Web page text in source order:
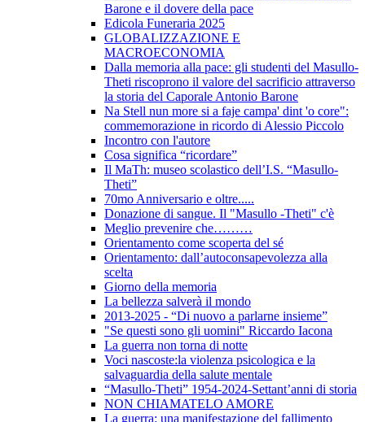
Barone e il dovere della pace
Edicola Funeraria 2025
GLOBALIZZAZIONE E
MACROECONOMIA
Dalla memoria alla pace: gli studenti del Masullo-
Theti riscoprono il valore del sacrificio attraverso
la storia del Caporale Antonio Barone
Na Stell nun more si a faje campa' dint 'o core":
commemorazione in ricordo di Alessio Piccolo
Incontro con l'autore
Cosa significa “ricordare”
Il MaTh: museo scolastico dell’I.S. “Masullo-
Theti”
70mo Anniversario e oltre.....
Donazione di sangue. Il "Masullo -Theti" c'è
Meglio prevenire che………
Orientamento come scoperta del sé
Orientamento: dall’autoconsapevolezza alla
scelta
Giorno della memoria
La bellezza salverà il mondo
2013-2025 - “Di nuovo a parlarne insieme”
"Se questi sono gli uomini" Riccardo Iacona
La guerra non torna di notte
Voci nascoste:la violenza psicologica e la
salvaguardia della salute mentale
“Masullo-Theti” 1954-2024-Settant’anni di storia
NON CHIAMATELO AMORE
La guerra: una manifestazione del fallimento